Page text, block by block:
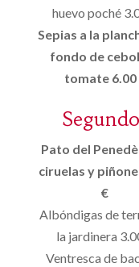
huevo poché
Sepias a la
fondo de
tomate 6.00
Pato del
ciruelas y
€
Albóndigas de
la jardinera
Ventresca de